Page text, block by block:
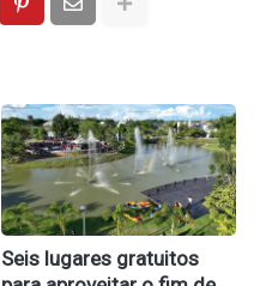
Seis lugares gratuitos